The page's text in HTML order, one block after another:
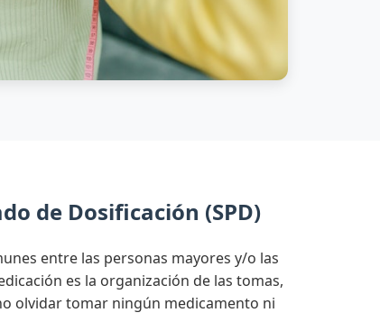
de Dosificación (SPD)
entre las personas mayores y/o las
es la organización de las tomas,
olvidar tomar ningún medicamento ni